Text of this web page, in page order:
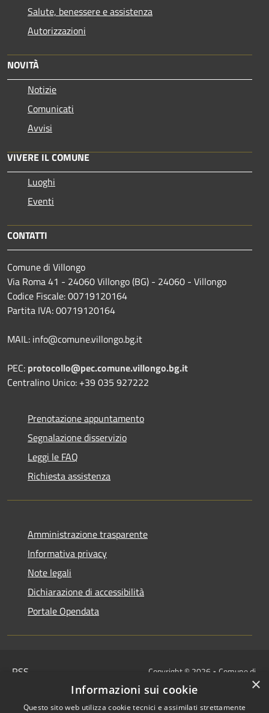
Salute, benessere e assistenza
Autorizzazioni
NOVITÀ
Notizie
Comunicati
Avvisi
VIVERE IL COMUNE
Luoghi
Eventi
CONTATTI
Comune di Villongo
Via Roma 41 - 24060 Villongo (BG) - 24060 - Villongo
Codice Fiscale: 00719120164
Partita IVA: 00719120164
MAIL: info@comune.villongo.bg.it
PEC: protocollo@pec.comune.villongo.bg.it
Centralino Unico: +39 035 927222
Prenotazione appuntamento
Segnalazione disservizio
Leggi le FAQ
Richiesta assistenza
Amministrazione trasparente
Informativa privacy
Note legali
Dichiarazione di accessibilità
Portale Opendata
RSS
Copyright © 2026 • Comune di
Villongo • Powered by
×
Informazioni sui cookie
Questo sito web utilizza cookie tecnici e assimilati strettamente